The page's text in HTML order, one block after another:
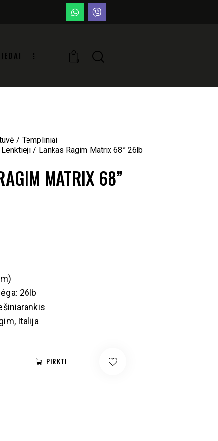
0
Templiniai
Lenktieji Lankas Ragim Matrix 68” 26lb
MATRIX 68”
26lb
Italija
PIRKTI